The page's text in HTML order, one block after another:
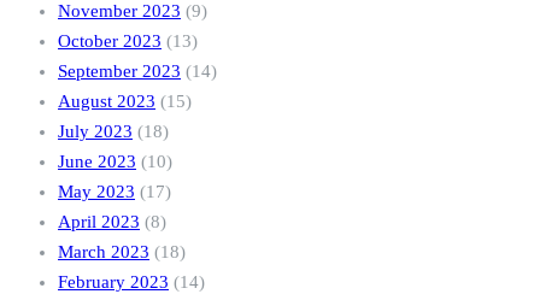
November 2023 (9)
October 2023 (13)
September 2023 (14)
August 2023 (15)
July 2023 (18)
June 2023 (10)
May 2023 (17)
April 2023 (8)
March 2023 (18)
February 2023 (14)